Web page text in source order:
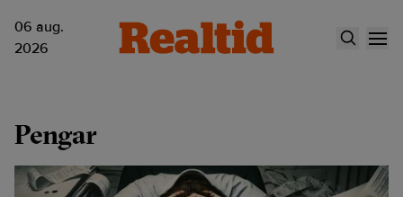
06 aug.
2026
Pengar